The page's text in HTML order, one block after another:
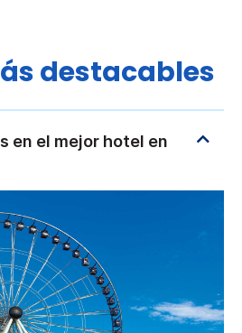
destacables